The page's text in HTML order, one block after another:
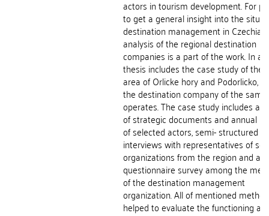
actors in tourism development. For
to get a general insight into the
destination management in Czechia,
analysis of the regional destination
companies is a part of the work. In
thesis includes the case study of the
area of Orlicke hory and Podorlicko,
the destination company of the
operates. The case study includes
of strategic documents and annual
of selected actors, semi- structured
interviews with representatives of
organizations from the region and a
questionnaire survey among the
of the destination management
organization. All of mentioned
helped to evaluate the functioning